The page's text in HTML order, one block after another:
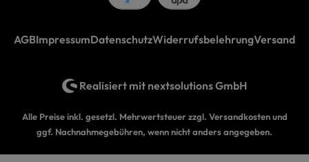
AGBImpressumDatenschutzWiderrufsbelehrungVersand
Realisiert mit nextsolutions GmbH
Alle Preise inkl. gesetzl. Mehrwertsteuer zzgl. Versandkostenund
ggf. Nachnahmegebühren, wenn nicht anders angegeben.